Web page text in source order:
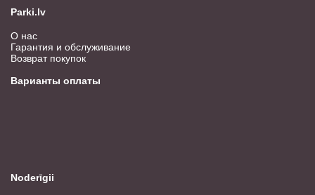
Parki.lv
О нас
Гарантия и обслуживание
Возврат покупок
Варианты оплаты
Noderīgii